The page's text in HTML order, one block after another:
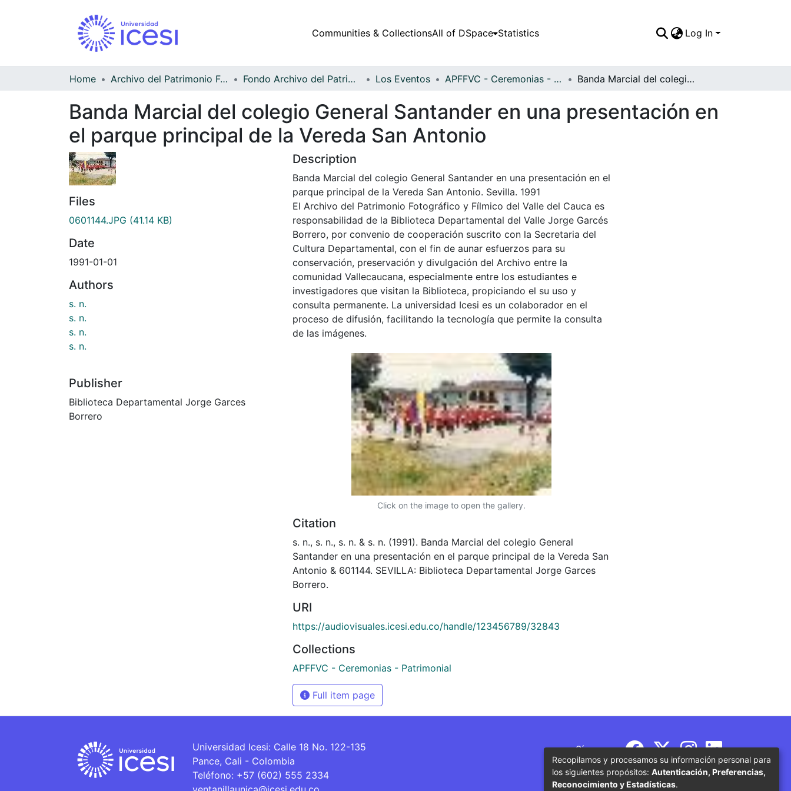
Communities & CollectionsAll of DSpace Statistics Log In
Home Archivo del Patrimonio Fotográfico y Fílmico del Valle del Cauca Fondo Archivo del Patrimonio Fotográfico y Fílmico del Valle del Cauca Los Eventos APFFVC - Ceremonias - Patrimonial Banda Marcial del colegio General Santander en una presentación en el parque principal de la Vereda San Antonio
Banda Marcial del colegio General Santander en una presentación en
el parque principal de la Vereda San Antonio
Files
0601144.JPG (41.14 KB)
Date
1991-01-01
Authors
s. n.
s. n.
s. n.
s. n.
Publisher
Biblioteca Departamental Jorge Garces
Borrero
Description
Banda Marcial del colegio General Santander en una presentación en el
parque principal de la Vereda San Antonio. Sevilla. 1991
El Archivo del Patrimonio Fotográfico y Fílmico del Valle del Cauca es
responsabilidad de la Biblioteca Departamental del Valle Jorge Garcés
Borrero, por convenio de cooperación suscrito con la Secretaria del
Cultura Departamental, con el fin de aunar esfuerzos para su
conservación, preservación y divulgación del Archivo entre la
comunidad Vallecaucana, especialmente entre los estudiantes e
investigadores que visitan la Biblioteca, propiciando el su uso y
consulta permanente. La universidad Icesi es un colaborador en el
proceso de difusión, facilitando la tecnología que permite la consulta
de las imágenes.
Click on the image to open the gallery.
Citation
s. n., s. n., s. n. & s. n. (1991). Banda Marcial del colegio General
Santander en una presentación en el parque principal de la Vereda San
Antonio & 601144. SEVILLA: Biblioteca Departamental Jorge Garces
Borrero.
URI
https://audiovisuales.icesi.edu.co/handle/123456789/32843
Collections
APFFVC - Ceremonias - Patrimonial
Full item page
Universidad Icesi: Calle 18 No. 122-135
Pance, Cali - Colombia
Teléfono: +57 (602) 555 2334
Síguenos
Recopilamos y procesamos su información personal para
los siguientes propósitos: Autenticación, Preferencias,
Reconocimiento y Estadísticas.